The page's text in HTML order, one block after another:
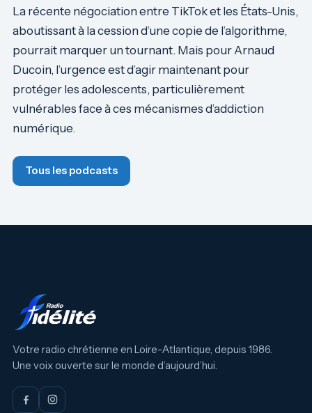
La récente négociation entre TikTok et les États-Unis,
aboutissant à la cession d’une copie de l’algorithme,
pourrait marquer un tournant. Mais pour Arnaud
Ducoin, l’urgence est d’agir maintenant pour
protéger les adolescents, particulièrement
vulnérables face à ces mécanismes d’addiction
numérique.
Tous les podcasts
Votre radio chrétienne en Loire-Atlantique, depuis 1986.
Une voix ouverte sur le monde d’aujourd’hui.